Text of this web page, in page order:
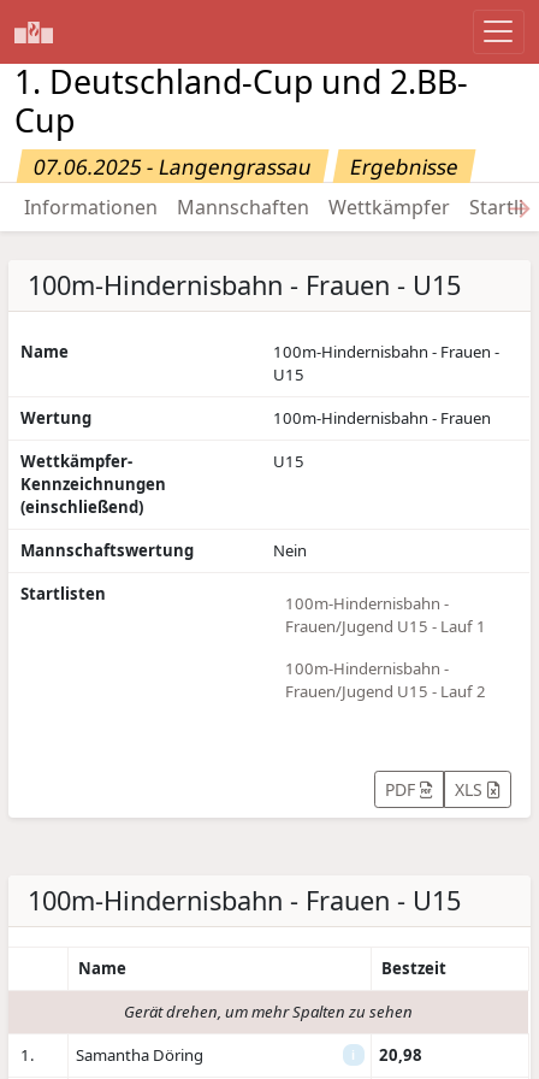
1. Deutschland-Cup und 2.BB-
Cup
07.06.2025 - Langengrassau Ergebnisse
Informationen Mannschaften Wettkämpfer →
100m-Hindernisbahn - Frauen - U15
Name
100m-Hindernisbahn - Frauen -
U15
Wertung
100m-Hindernisbahn - Frauen
Wettkämpfer-
Kennzeichnungen
(einschließend)
U15
Mannschaftswertung
Nein
Startlisten
100m-Hindernisbahn -
Frauen/Jugend U15 - Lauf 1
100m-Hindernisbahn -
Frauen/Jugend U15 - Lauf 2
PDF XLS
100m-Hindernisbahn - Frauen - U15
Name
Bestzeit
Gerät drehen, um mehr Spalten zu sehen
1.
Samantha Döring i 20,98